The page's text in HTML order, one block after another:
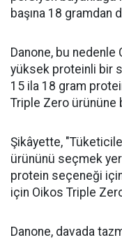
başına 18 gramdan
Danone, bu nedenle
yüksek proteinli bir
15 ila 18 gram
Triple Zero ürününe
Şikâyette,
ürününü seçmek
protein seçeneği
için Oikos Triple
Danone, davada